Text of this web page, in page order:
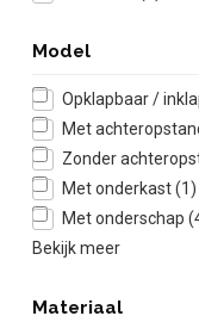
Model
Opklapbaar /
Met
Zonder
Met onderkast(1)
Met onderschap
Bekijk meer
Materiaal